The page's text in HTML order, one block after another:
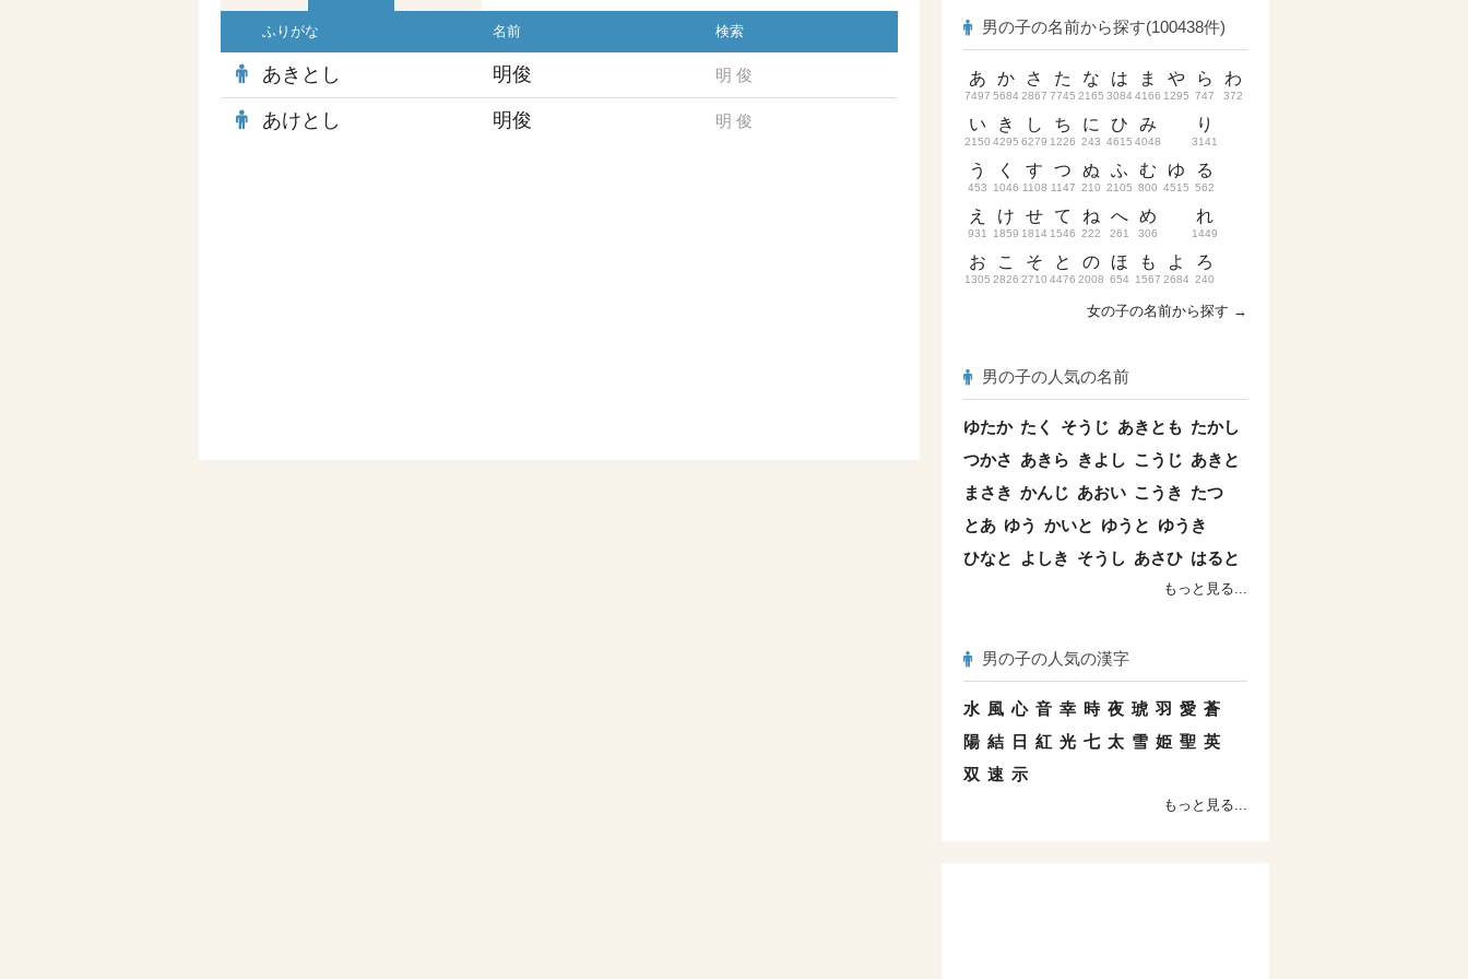
ふりがな 名前 検索
あきとし 明俊 明 俊
あけとし 明俊 明 俊
男の子の名前から探す(100438件)
あ
7497
い
2150
う
453
え
931
お
1305
か
5684
き
4295
く
1046
け
1859
こ
2826
さ
2867
し
6279
す
1108
せ
1814
そ
2710
た
7745
ち
1226
つ
1147
て
1546
と
4476
な
2165
に
243
ぬ
210
ね
222
の
2008
は
3084
ひ
4615
ふ
2105
へ
261
ほ
654
ま
4166
み
4048
む
800
め
306
も
1567
や
1295
ゆ
4515
よ
2684
ら
747
り
3141
る
562
れ
1449
ろ
240
わ
372
女の子の名前から探す →
男の子の人気の名前
ゆたか たく そうじ あきとも たかし
つかさ あきら きよし こうじ あきと
まさき かんじ あおい こうき たつ
とあ ゆう かいと ゆうと ゆうき
ひなと
よしき そうし あさひ はると
もっと見る...
男の子の人気の漢字
水 風 心 音 幸 時 夜 琥 羽 愛 蒼
陽 結 日 紅 光 七 太 雪 姫 聖 英
双 速 示
もっと見る...